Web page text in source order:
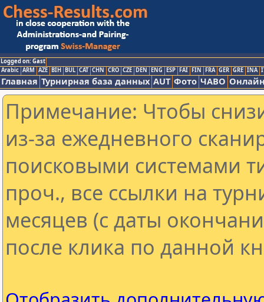
Logged on: Gast
Arabic ARM AZE BIH BUL CAT CHN CRO CZE DEN ENG ESP FAI FIN FRA GER GRE INA
Главная Турнирная база данных AUT Фото ЧАВО
Примечание: Чтобы
из-за ежедневного
поисковыми системами
проч., все ссылки на
месяцев (с даты
после клика по данной